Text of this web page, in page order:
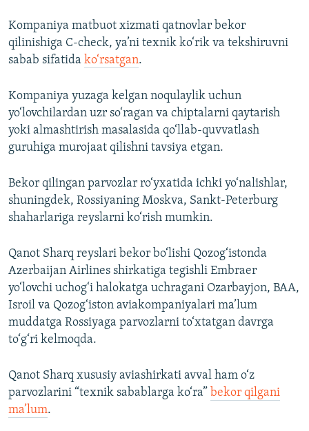
Kompaniya matbuot xizmati qatnovlar bekor
qilinishiga C-check, ya’ni texnik ko‘rik va tekshiruvni
sabab sifatida ko‘rsatgan.
Kompaniya yuzaga kelgan noqulaylik uchun
yo‘lovchilardan uzr so‘ragan va chiptalarni qaytarish
yoki almashtirish masalasida qo‘llab-quvvatlash
guruhiga murojaat qilishni tavsiya etgan.
Bekor qilingan parvozlar ro‘yxatida ichki yo‘nalishlar,
shuningdek, Rossiyaning Moskva, Sankt-Peterburg
shaharlariga reyslarni ko‘rish mumkin.
Qanot Sharq reyslari bekor bo‘lishi Qozog‘istonda
Azerbaijan Airlines shirkatiga tegishli Embraer
yo‘lovchi uchog‘i halokatga uchragani Ozarbayjon, BAA,
Isroil va Qozog‘iston aviakompaniyalari ma’lum
muddatga Rossiyaga parvozlarni to‘xtatgan davrga
to‘g‘ri kelmoqda.
Qanot Sharq xususiy aviashirkati avval ham o‘z
parvozlarini “texnik sabablarga ko‘ra” bekor qilgani
ma’lum.